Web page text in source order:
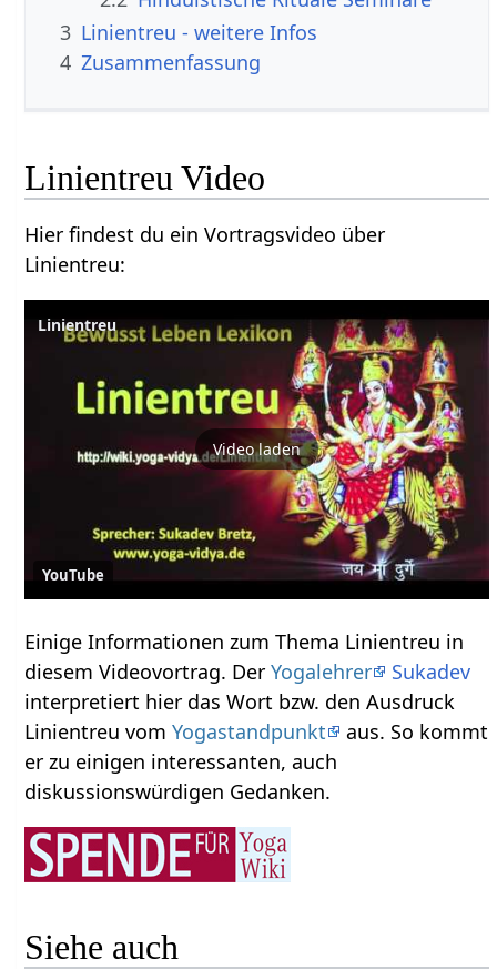
3
Linientreu‏‎ - weitere Infos
4 Zusammenfassung
Linientreu‏‎ Video
Hier findest du ein Vortragsvideo über
Linientreu‏‎:
Linientreu‏‎
Video laden
YouTube
Einige Informationen zum Thema Linientreu‏‎ in
diesem Videovortrag. DerYogalehrer
Sukadev
interpretiert hier das Wort bzw. den Ausdruck
Linientreu‏‎ vomYogastandpunkt
aus. So kommt
er zu einigen interessanten, auch
diskussionswürdigen Gedanken.
Siehe auch